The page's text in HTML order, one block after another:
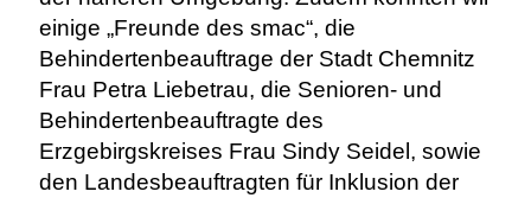
einige „Freunde des smac“, die
Behindertenbeauftrage der Stadt Chemnitz
Frau Petra Liebetrau, die Senioren- und
Behindertenbeauftragte des
Erzgebirgskreises Frau Sindy Seidel, sowie
den Landesbeauftragten für Inklusion der